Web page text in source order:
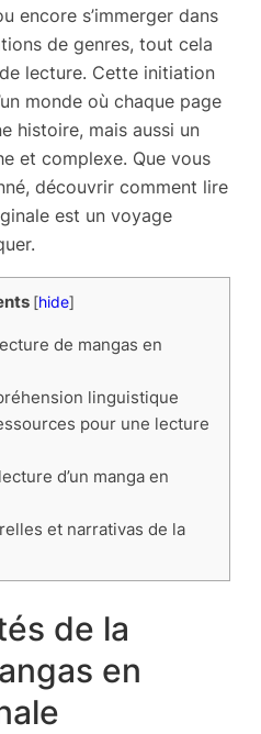
encore s’immerger dans
de genres, tout cela
lecture. Cette initiation
monde où chaque page
histoire, mais aussi un
et complexe. Que vous
découvrir comment lire
est un voyage
[hide]
de mangas en
linguistique
pour une lecture
d’un manga en
et narrativas de la
de la
en